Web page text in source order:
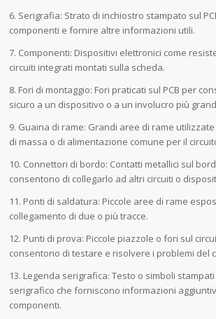
6. Serigrafia: Strato di inchiostro stampato sul
componenti e fornire altre informazioni utili.
7. Componenti: Dispositivi elettronici come
circuiti integrati montati sulla scheda.
8. Fori di montaggio: Fori praticati sul PCB per
sicuro a un dispositivo o a un involucro più
9. Guaina di rame: Grandi aree di rame
di massa o di alimentazione comune per il
10. Connettori di bordo: Contatti metallici sul
consentono di collegarlo ad altri circuiti o
11. Ponti di saldatura: Piccole aree di rame
collegamento di due o più tracce.
12. Punti di prova: Piccole piazzole o fori sul
consentono di testare e risolvere i problemi del
13. Legenda serigrafica: Testo o simboli
serigrafico che forniscono informazioni
componenti.